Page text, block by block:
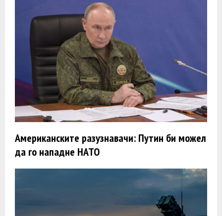
Американските разузнавачи: Путин би можел
да го нападне НАТО